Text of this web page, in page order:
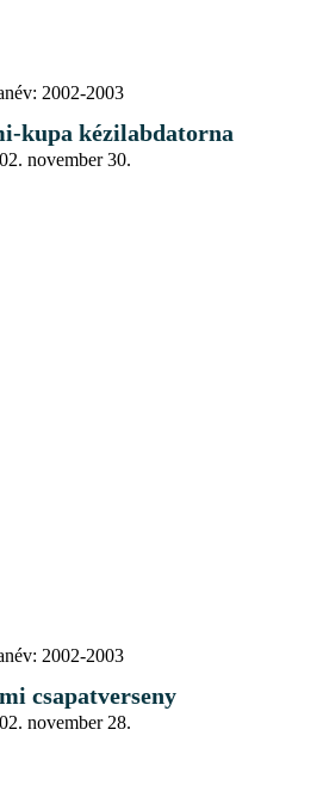
2002-2003
kupa kézilabdatorna
november 30.
2002-2003
csapatverseny
november 28.